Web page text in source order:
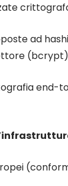
ad
(bcrypt)
end-